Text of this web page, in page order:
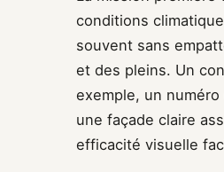
conditions
souvent sans
et des pleins. Un
exemple, un
une façade claire
efficacité visuelle